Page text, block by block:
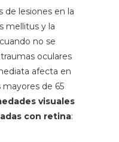
de lesiones en la
mellitus y la
no se
oculares
afecta en
mayores de 65
visuales
con retina: